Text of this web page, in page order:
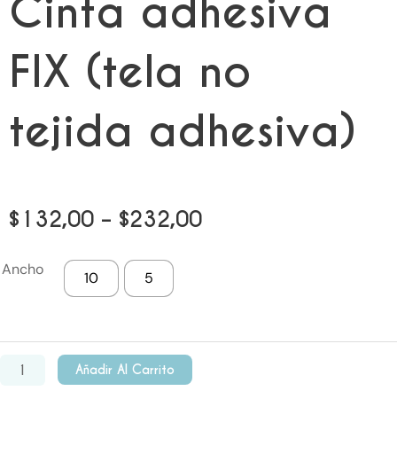
Cinta adhesiva
FIX (tela no
tejida adhesiva)
$ 132,00 – $232,00Price
through
Ancho 10 5
Cinta
tejida
Añadir Al Carrito